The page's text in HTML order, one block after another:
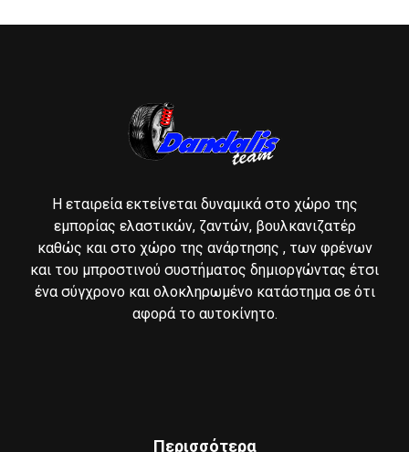
Η εταιρεία εκτείνεται δυναμικά στο χώρο της
εμπορίας ελαστικών, ζαντών, βουλκανιζατέρ
καθώς και στο χώρο της ανάρτησης , των φρένων
και του μπροστινού συστήματος δημιοργώντας έτσι
ένα σύγχρονο και ολοκληρωμένο κατάστημα σε ότι
αφορά το αυτοκίνητο.
Περισσότερα